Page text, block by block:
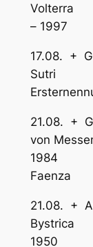
– 1997
17.08. +
21.08. +
von
1984
Faenza
21.08. +
1950